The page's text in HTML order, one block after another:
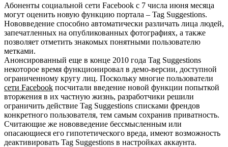
Абоненты социальной сети Facebook с 7 числа июня месяца
могут оценить новую функцию портала – Tag Suggestions.
Нововведение способно автоматически различать лица людей,
запечатленных на опубликованных фотографиях, а также
позволяет отметить знакомых понятными пользователю
метками.
Анонсированный еще в конце 2010 года Tag Suggestions
некоторое время функционировал в демо-версии, доступной
ограниченному кругу лиц. Поскольку многие пользователи
сети Facebook посчитали введение новой функции попыткой
вторжения в их частную жизнь, разработчики решили
ограничить действие Tag Suggestions списками френдов
конкретного пользователя, тем самым сохранив приватность.
Считающие же нововведение бессмысленным или
опасающиеся его гипотетического вреда, имеют возможность
деактивировать Tag Suggestions в настройках аккаунта.